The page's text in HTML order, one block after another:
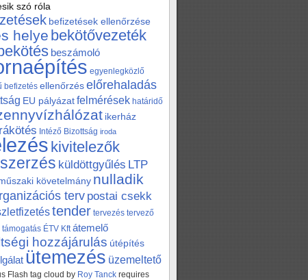
szó róla
befizetések ellenőrzése
helye bekötővezeték
beszámoló
egyenlegközlő
befizetés ellenőrzéselőrehaladás
EU pályázatfelmérések határidő
ikerház
Intéző Bizottság iroda
kivitelezők
küldöttgyűlés LTP
követelmány nulladik
terv postai csekk
tender tervezés tervező
támogatás ÉTV Kft átemelő
hozzájárulás útépítés
ütemezés üzemeltető
Flash tag cloud by Roy Tanck requires